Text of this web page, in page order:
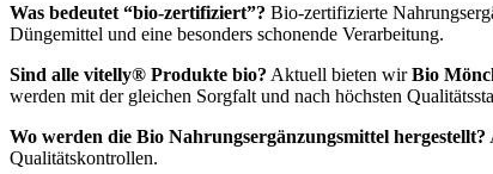
Was bedeutet “bio-zertifiziert”? Bio-zertifizierte
Düngemittel und eine besonders schonende Verarbeitung.
Sind alle vitelly® Produkte bio? Aktuell bieten wirBio
werden mit der gleichen Sorgfalt und nach höchsten
Wo werden die Bio Nahrungsergänzungsmittel hergestellt?
Qualitätskontrollen.